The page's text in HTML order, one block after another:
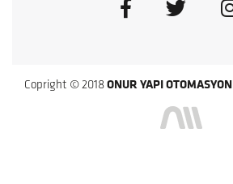
Copright © 2018 ONUR YAPI OTOMASYON